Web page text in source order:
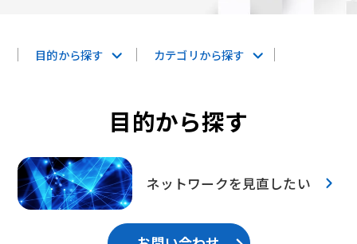
目的から探す カテゴリから探す
目的から探す
ネットワークを見直したい